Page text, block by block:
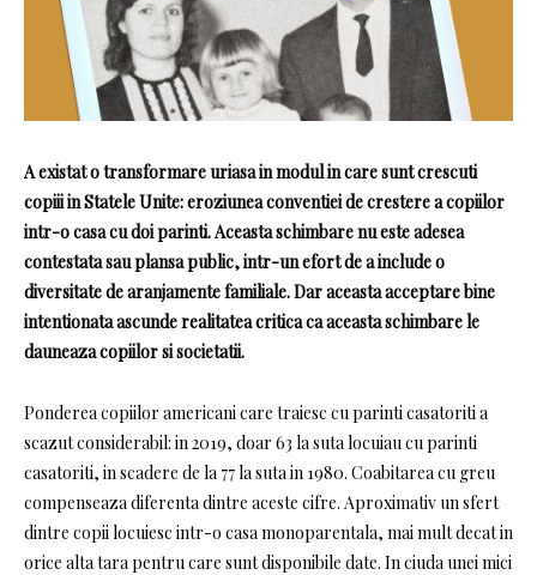
A existat o transformare uriasa in modul in care sunt crescuti
copiii in Statele Unite: eroziunea conventiei de crestere a copiilor
intr-o casa cu doi parinti. Aceasta schimbare nu este adesea
contestata sau plansa public, intr-un efort de a include o
diversitate de aranjamente familiale. Dar aceasta acceptare bine
intentionata ascunde realitatea critica ca aceasta schimbare le
dauneaza copiilor si societatii.
Ponderea copiilor americani care traiesc cu parinti casatoriti a
scazut considerabil: in 2019, doar 63 la suta locuiau cu parinti
casatoriti, in scadere de la 77 la suta in 1980. Coabitarea cu greu
compenseaza diferenta dintre aceste cifre. Aproximativ un sfert
dintre copii locuiesc intr-o casa monoparentala, mai mult decat in
​​orice alta tara pentru care sunt disponibile date. In ciuda unei mici